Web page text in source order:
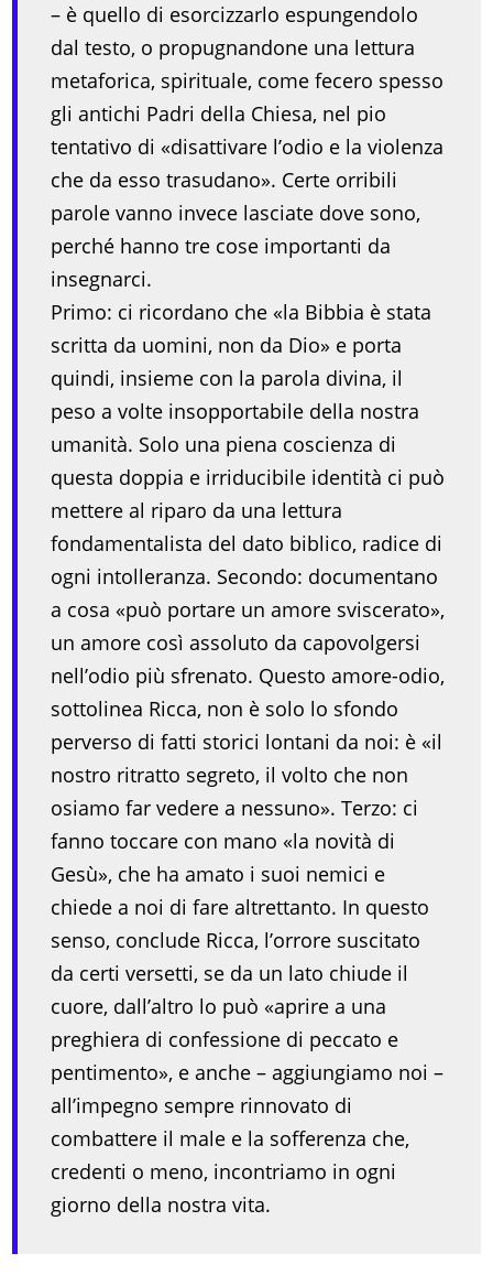
– è quello di esorcizzarlo espungendolo
dal testo, o propugnandone una lettura
metaforica, spirituale, come fecero spesso
gli antichi Padri della Chiesa, nel pio
tentativo di «disattivare l’odio e la violenza
che da esso trasudano». Certe orribili
parole vanno invece lasciate dove sono,
perché hanno tre cose importanti da
insegnarci.
Primo: ci ricordano che «la Bibbia è stata
scritta da uomini, non da Dio» e porta
quindi, insieme con la parola divina, il
peso a volte insopportabile della nostra
umanità. Solo una piena coscienza di
questa doppia e irriducibile identità ci può
mettere al riparo da una lettura
fondamentalista del dato biblico, radice di
ogni intolleranza. Secondo: documentano
a cosa «può portare un amore sviscerato»,
un amore così assoluto da capovolgersi
nell’odio più sfrenato. Questo amore-odio,
sottolinea Ricca, non è solo lo sfondo
perverso di fatti storici lontani da noi: è «il
nostro ritratto segreto, il volto che non
osiamo far vedere a nessuno». Terzo: ci
fanno toccare con mano «la novità di
Gesù», che ha amato i suoi nemici e
chiede a noi di fare altrettanto. In questo
senso, conclude Ricca, l’orrore suscitato
da certi versetti, se da un lato chiude il
cuore, dall’altro lo può «aprire a una
preghiera di confessione di peccato e
pentimento», e anche – aggiungiamo noi –
all’impegno sempre rinnovato di
combattere il male e la sofferenza che,
credenti o meno, incontriamo in ogni
giorno della nostra vita.